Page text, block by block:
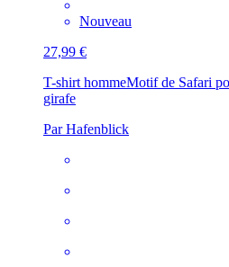
Nouveau
27,99 €
T-shirt hommeMotif de Safari
girafe
Par Hafenblick